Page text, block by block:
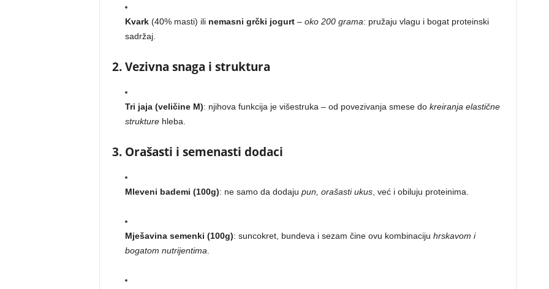
Kvark(40% masti) ili nemasni grčki jogurt– oko 200 grama: pružaju vlagu i bogat proteinski
sadržaj.
2. Vezivna snaga i struktura
Tri jaja (veličine M): njihova funkcija je višestruka – od povezivanja smese do kreiranja elastične
strukturehleba.
3. Orašasti i semenasti dodaci
Mleveni bademi (100g): ne samo da dodaju pun, orašasti ukus, već i obiluju proteinima.
Mješavina semenki (100g): suncokret, bundeva i sezam čine ovu kombinaciju hrskavom i
bogatom nutrijentima